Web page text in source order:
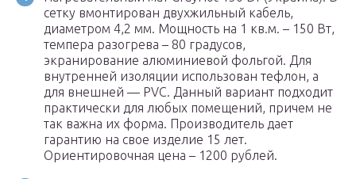
сетку вмонтирован двухжильный кабель,
диаметром 4,2 мм. Мощность на 1 кв.м. – 150 Вт,
темпера разогрева – 80 градусов,
экранирование алюминиевой фольгой. Для
внутренней изоляции использован тефлон, а
для внешней — PVС. Данный вариант подходит
практически для любых помещений, причем не
так важна их форма. Производитель дает
гарантию на свое изделие 15 лет.
Ориентировочная цена – 1200 рублей.